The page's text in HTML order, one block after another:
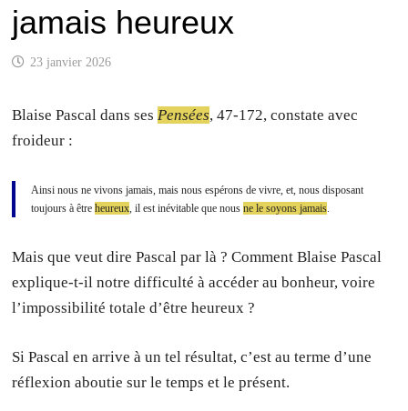
jamais heureux
23 janvier 2026
Blaise Pascal dans sesPensées, 47-172, constate avec
froideur :
Ainsi nous ne vivons jamais, mais nous espérons de vivre, et, nous disposant
toujours à êtreheureux, il est inévitable que nousne le soyons jamais.
Mais que veut dire Pascal par là ? Comment Blaise Pascal
explique-t-il notre difficulté à accéder au bonheur, voire
l’impossibilité totale d’être heureux ?
Si Pascal en arrive à un tel résultat, c’est au terme d’une
réflexion aboutie sur le temps et le présent.